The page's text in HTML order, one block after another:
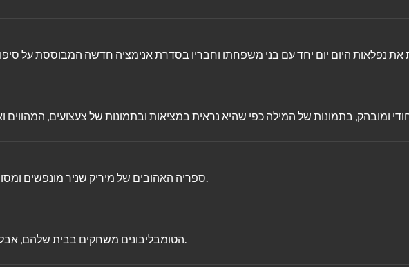
ספריה האהובים של מיריק שניר מונפשים ומסופרים על המסך בקולו הנעים של דורי בן זאב.
הטומבליבונים משחקים בבית שלהם, אבל טומבליבו אי לא מצליח להחליט מה לעשות.